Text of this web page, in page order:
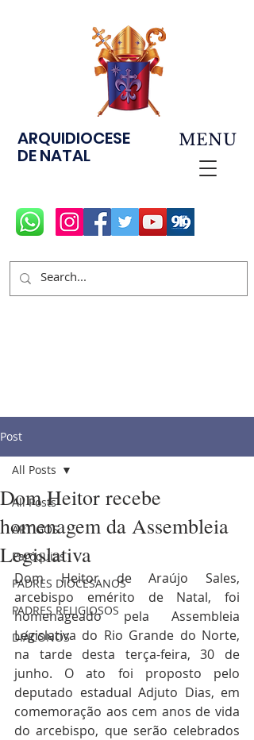
ARQUIDIOCESE
DE NATAL
MENU
Post
All Posts
ARTIGOS
Paróquias
PADRES DIOCESANOS
PADRES RELIGIOSOS
DIÁCONOS
All Posts
Dom Heitor recebe
homenagem da Assembleia
Legislativa
Dom Heitor de Araújo Sales,
arcebispo emérito de Natal, foi
homenageado pela Assembleia
Legislativa do Rio Grande do Norte,
na tarde desta terça-feira, 30 de
junho. O ato foi proposto pelo
deputado estadual Adjuto Dias, em
comemoração aos cem anos de vida
do arcebispo, que serão celebrados